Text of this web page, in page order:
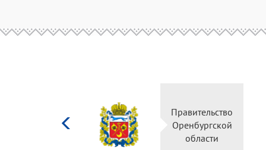
культуры
Российской
Правительство
Оренбургской
области